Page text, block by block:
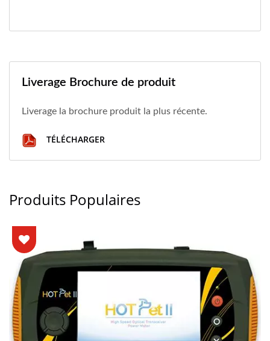
Liverage Brochure de produit
Liverage la brochure produit la plus récente.
TÉLÉCHARGER
Produits Populaires